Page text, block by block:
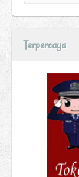
Terpercaya